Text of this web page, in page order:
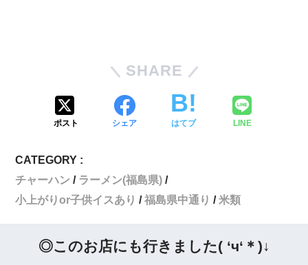
SHARE
ポスト シェア はてブ LINE
CATEGORY :
チャーハン
ラーメン(福島県)
小上がりor子供イスあり
福島県中通り 米類
◎このお店にも行きました( ‘ч‘＊)↓